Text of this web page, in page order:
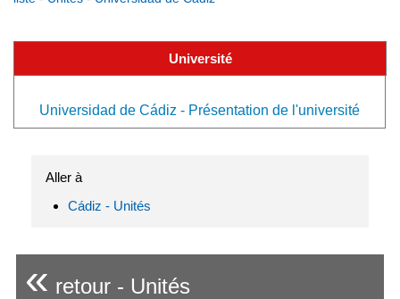
Université
Universidad de Cádiz - Présentation de l'université
Aller à
Cádiz - Unités
« retour - Unités